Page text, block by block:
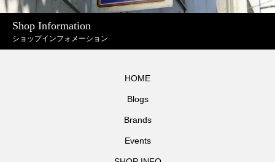
Shop Information
ショップインフォメーション
HOME
Blogs
Brands
Events